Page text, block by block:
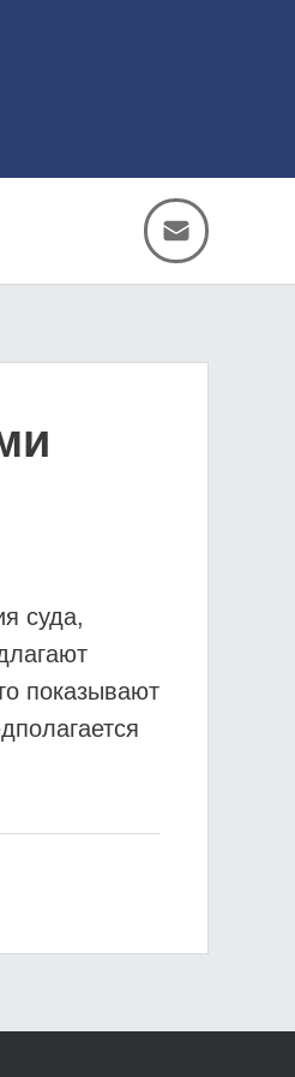
суда,
показывают